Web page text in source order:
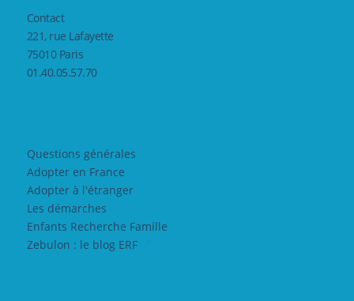
Contact
221, rue Lafayette
75010 Paris
01.40.05.57.70
Questions générales
Adopter en France
Adopter à l'étranger
Les démarches
Enfants Recherche Famille
Zebulon : le blog ERF